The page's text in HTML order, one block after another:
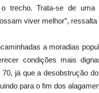
trecho. Trata-se de
viver melhor”,
a moradias
condições mais
já que a desobstrução
para o fim dos